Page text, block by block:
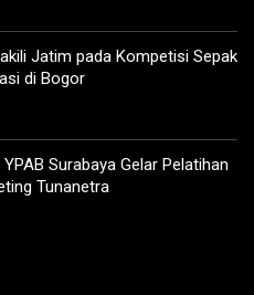
Jatim pada Kompetisi Sepak
di Bogor
Surabaya Gelar Pelatihan
Tunanetra